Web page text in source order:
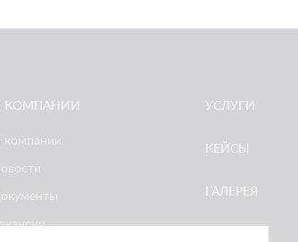
КОМПАНИИ
компании
УСЛУГИ
КЕЙСЫ
ГАЛЕРЕЯ